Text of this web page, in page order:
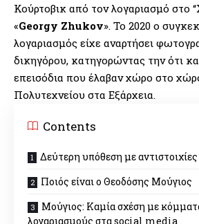
Κούρτοβικ από τον λογαριασμό στο
«Georgy Zhukov». Το 2020 ο
λογαριασμός είχε αναρτήσει
δικηγόρου, κατηγορώντας την ότι
επεισόδια που έλαβαν χώρο στο
Πολυτεχνείου στα Εξάρχεια.
Contents
Δεύτερη υπόθεση με αντιστοιχίες
Ποιός είναι ο Θεοδόσης Μούγιος
Μούγιος: Καμία σχέση με
λογαριασμούς στα social media